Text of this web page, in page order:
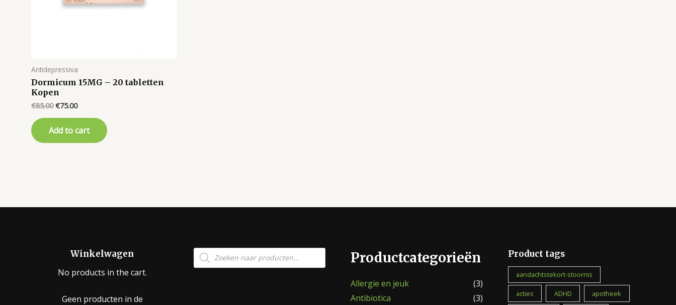
Antidepressiva
Dormicum 15MG – 20 tabletten
Kopen
€85.00 Original
€85.00.
€75.00Current
€75.00.
Add to cart
Winkelwagen
No products in the cart.
Geen producten in de
Producten
zoeken Productcategorieën
Allergie en jeuk
(3)
Antibiotica
(3)
Product tags
aandachtstekort-stoornis
acties ADHD apotheek